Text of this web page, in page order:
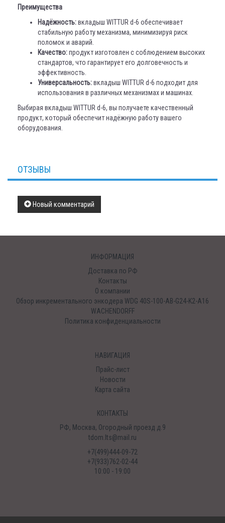
Преимущества
Надёжность:вкладыш WITTUR d-6 обеспечивает
стабильную работу механизма, минимизируя риск
поломок и аварий.
Качество:продукт изготовлен с соблюдением высоких
стандартов, что гарантирует его долговечность и
эффективность.
Универсальность:вкладыш WITTUR d-6 подходит для
использования в различных механизмах и машинах.
Выбирая вкладыш WITTUR d-6, вы получаете качественный
продукт, который обеспечит надёжную работу вашего
оборудования.
ОТЗЫВЫ
Новый комментарий
ИНФОРМАЦИЯ
Доставка по РФ
Контакты
О компании
Обзор инкрементального энкодера WDG 40S-100-AB-G24-K2-A16
WACHENDORFF
Политика конфиденциальности
НАВИГАЦИЯ
Прайс-лист
Новости
Карта сайта
КОНТАКТЫ
РФ, Москва, Огородный проезд д.9
tdom.lts@mail.ru
+7(499)444-09-72
+7(933)762-02-44
10:00 - 19:00